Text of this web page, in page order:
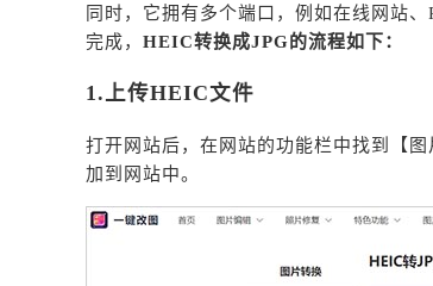
同时，它拥有多个端口，例如在线网站
完成， HEIC转换成JPG的流程如下：
1.上传HEIC文件
打开网站后，在网站的功能栏中找到【
加到网站中。